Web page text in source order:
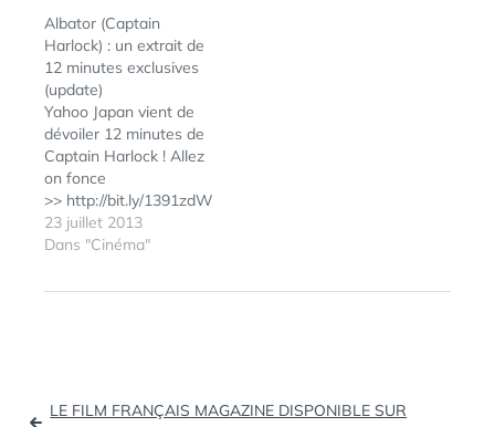
Voici donc le reportage
présenté par BFM TV
au Festival du film
d’animation d’Annecy,
où une exposition…
Albator (Captain
Harlock) : un extrait de
12 minutes exclusives
(update)
Yahoo Japan vient de
dévoiler 12 minutes de
Captain Harlock ! Allez
on fonce
>> http://bit.ly/1391zdW
UPDATE : Les vidéos
sont maintenant
sous-titrée en
annonce de 3 min
23 juillet 2013
Dans "Cinéma"
ÉTIQUETTES :
3D,
ANIMATION,
Navigation
LE FILM FRANÇAIS MAGAZINE DISPONIBLE SUR